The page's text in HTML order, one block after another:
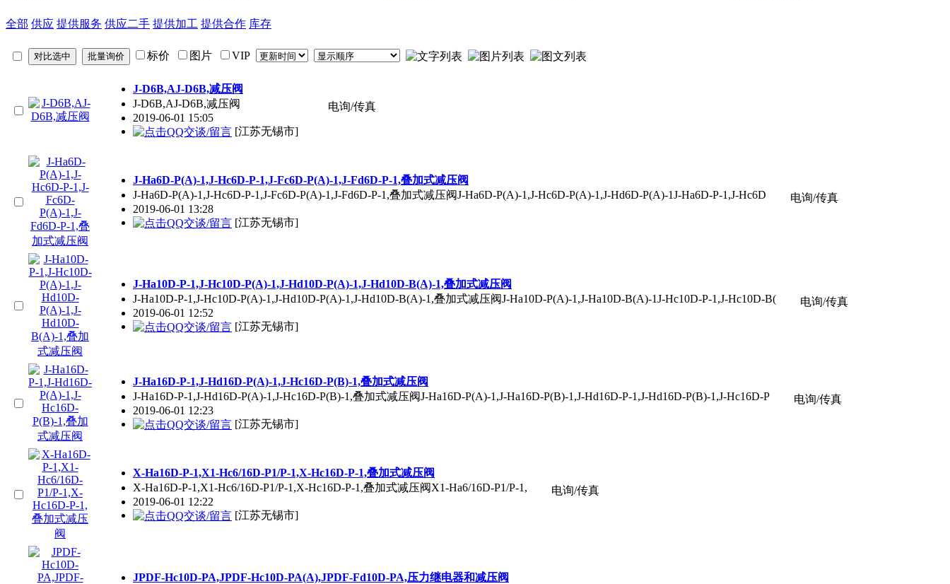
全部 供应 提供服务 供应二手 提供加工 提供合作 库存
标价 图片 VIP
J-D6B,AJ-D6B,减压阀
J-D6B,AJ-D6B,减压阀
2019-06-01 15:05
[江苏无锡市]
电询/传真
J-Ha6D-P(A)-1,J-Hc6D-P-1,J-Fc6D-P(A)-1,J-Fd6D-P-1,叠加式减压阀
J-Ha6D-P(A)-1,J-Hc6D-P-1,J-Fc6D-P(A)-1,J-Fd6D-P-1,叠加式减压阀J-Ha6D-P(A)-1,J-Hc6D-P(A)-1,J-Hd6D-P(A)-1J-Ha6D-P-1,J-Hc6D
2019-06-01 13:28
[江苏无锡市]
电询/传真
J-Ha10D-P-1,J-Hc10D-P(A)-1,J-Hd10D-P(A)-1,J-Hd10D-B(A)-1,叠加式减压阀
J-Ha10D-P-1,J-Hc10D-P(A)-1,J-Hd10D-P(A)-1,J-Hd10D-B(A)-1,叠加式减压阀J-Ha10D-P(A)-1,J-Ha10D-B(A)-1J-Hc10D-P-1,J-Hc10D-B(
2019-06-01 12:52
[江苏无锡市]
电询/传真
J-Ha16D-P-1,J-Hd16D-P(A)-1,J-Hc16D-P(B)-1,叠加式减压阀
J-Ha16D-P-1,J-Hd16D-P(A)-1,J-Hc16D-P(B)-1,叠加式减压阀J-Ha16D-P(A)-1,J-Ha16D-P(B)-1,J-Hd16D-P-1,J-Hd16D-P(B)-1,J-Hc16D-P
2019-06-01 12:23
[江苏无锡市]
电询/传真
X-Ha16D-P-1,X1-Hc6/16D-P1/P-1,X-Hc16D-P-1,叠加式减压阀
X-Ha16D-P-1,X1-Hc6/16D-P1/P-1,X-Hc16D-P-1,叠加式减压阀X1-Ha6/16D-P1/P-1,
2019-06-01 12:22
[江苏无锡市]
电询/传真
JPDF-Hc10D-PA,JPDF-Hc10D-PA(A),JPDF-Fd10D-PA,压力继电器和减压阀